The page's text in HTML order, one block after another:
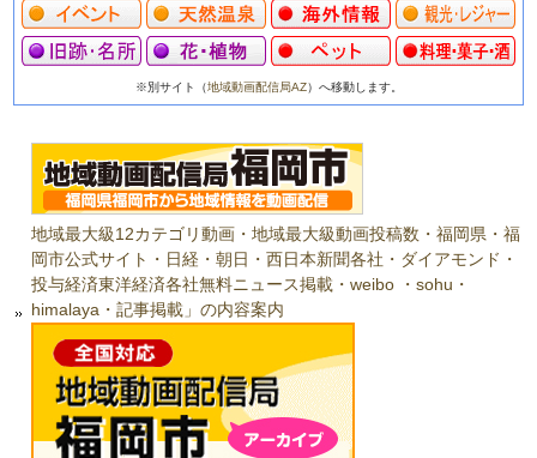
※別サイト（地域動画配信局AZ）へ移動します。
地域最大級12カテゴリ動画・地域最大級動画投稿数・福岡県・福
岡市公式サイト・日経・朝日・西日本新聞各社・ダイアモンド・
投与経済東洋経済各社無料ニュース掲載・weibo ・sohu・
himalaya・記事掲載」の内容案内